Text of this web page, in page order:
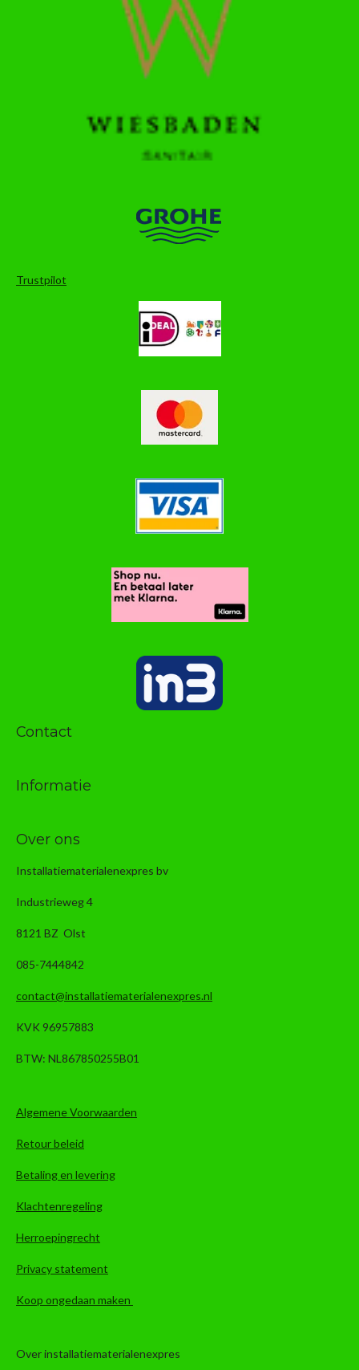
Trustpilot
Contact
Informatie
Over ons
Installatiematerialenexpres bv
Industrieweg 4
8121 BZ Olst
085-7444842
contact@installatiematerialenexpres.nl
KVK 96957883
BTW: NL867850255B01
Algemene Voorwaarden
Retour beleid
Betaling en levering
Klachtenregeling
Herroepingrecht
Privacy statement
Koop ongedaan maken
Over installatiematerialenexpres